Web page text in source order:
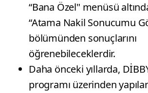
“Bana Özel" menüsü
“Atama Nakil Sonucumu
bölümünden sonuçlarını
öğrenebileceklerdir.
Daha önceki yıllarda,
programı üzerinden